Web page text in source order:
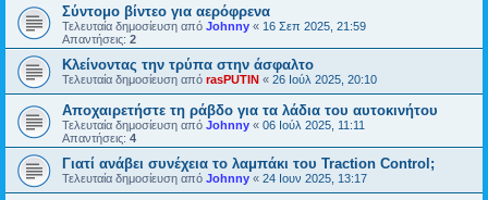
Σύντομο βίντεο για αερόφρενα
Τελευταία δημοσίευση από Johnny « 16 Σεπ 2025, 21:59
Απαντήσεις: 2
Κλείνοντας την τρύπα στην άσφαλτο
Τελευταία δημοσίευση από rasPUTIN « 26 Ιούλ 2025, 20:10
Αποχαιρετήστε τη ράβδο για τα λάδια του αυτοκινήτου
Τελευταία δημοσίευση από Johnny « 06 Ιούλ 2025, 11:11
Απαντήσεις: 4
Γιατί ανάβει συνέχεια το λαμπάκι του Traction Control;
Τελευταία δημοσίευση από Johnny « 24 Ιουν 2025, 13:17